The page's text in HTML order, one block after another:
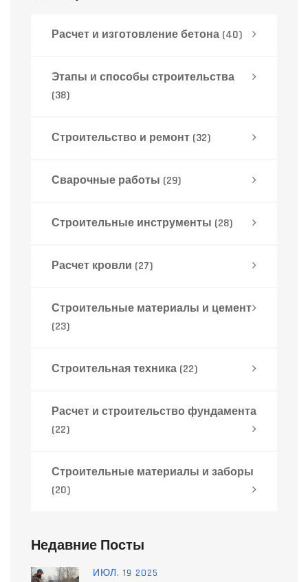
Расчет и изготовление бетона (40)
Этапы и способы строительства
(38)
Строительство и ремонт (32)
Сварочные работы (29)
Строительные инструменты (28)
Расчет кровли (27)
Строительные материалы и цемент
(23)
Строительная техника (22)
Расчет и строительство фундамента
(22)
Строительные материалы и заборы
(20)
Недавние Посты
ИЮЛ, 19 2025